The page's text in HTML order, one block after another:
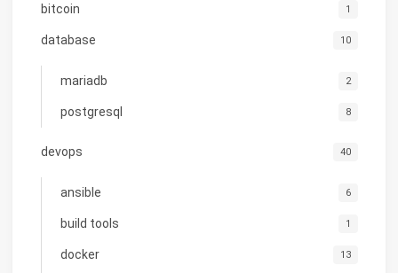
bitcoin 1
database 10
mariadb 2
postgresql 8
devops 40
ansible 6
build tools 1
docker 13